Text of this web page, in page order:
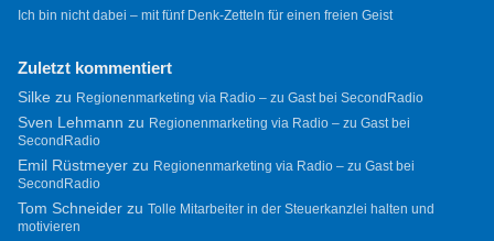
Ich bin nicht dabei – mit fünf Denk-Zetteln für einen freien Geist
Zuletzt kommentiert
Silkezu Regionenmarketing via Radio – zu Gast bei SecondRadio
Sven Lehmann zu Regionenmarketing via Radio – zu Gast bei
SecondRadio
Emil Rüstmeyerzu Regionenmarketing via Radio – zu Gast bei
SecondRadio
Tom Schneiderzu Tolle Mitarbeiter in der Steuerkanzlei halten und
motivieren